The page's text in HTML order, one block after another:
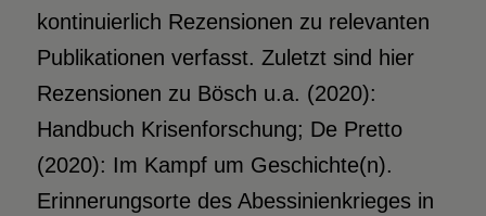
kontinuierlich Rezensionen zu relevanten
Publikationen verfasst. Zuletzt sind hier
Rezensionen zu Bösch u.a. (2020):
Handbuch Krisenforschung; De Pretto
(2020): Im Kampf um Geschichte(n).
Erinnerungsorte des Abessinienkrieges in